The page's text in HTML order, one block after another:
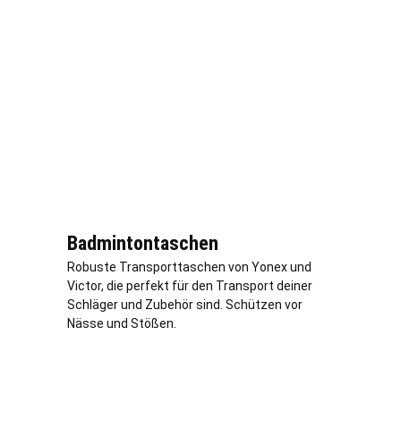
Badmintontaschen
Robuste Transporttaschen von Yonex und
Victor, die perfekt für den Transport deiner
Schläger und Zubehör sind. Schützen vor
Nässe und Stößen.